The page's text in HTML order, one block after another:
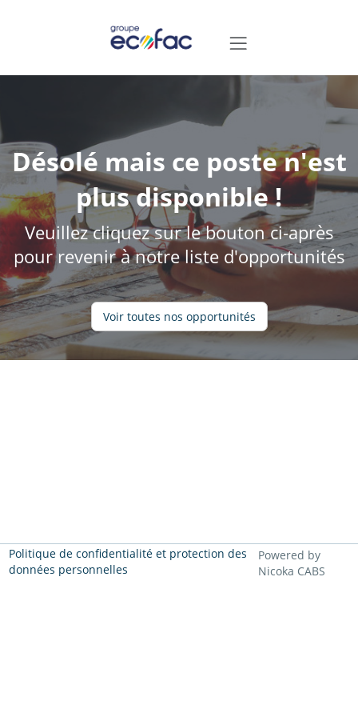
Désolé mais ce poste n'est
plus disponible !
Veuillez cliquez sur le bouton ci-après
pour revenir à notre liste d'opportunités
Voir toutes nos opportunités
Politique de confidentialité et protection des
données personnelles
Powered by
Nicoka CABS